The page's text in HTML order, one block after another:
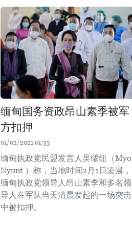
缅甸国务资政昂山素季被军
方扣押
01/02/2021 01:35
缅甸执政党民盟发言人吴缪纽（Myo
Nyunt ）称，当地时间2月1日凌晨，
缅甸执政党领导人昂山素季和多名领
导人在军队当天清晨发起的一场突击
中被扣押。